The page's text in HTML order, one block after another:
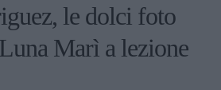
le dolci foto
Marì a lezione